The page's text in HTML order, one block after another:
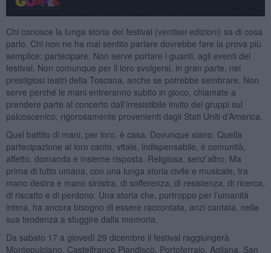
Chi conosce la lunga storia del festival (ventisei edizioni) sa di cosa
parlo. Chi non ne ha mai sentito parlare dovrebbe fare la prova più
semplice: partecipare. Non serve portare i guanti, agli eventi del
festival. Non comunque per il loro svolgersi, in gran parte, nei
prestigiosi teatri della Toscana, anche se potrebbe sembrare. Non
serve perché le mani entreranno subito in gioco, chiamate a
prendere parte al concerto dall’irresistibile invito dei gruppi sul
palcoscenico, rigorosamente provenienti dagli Stati Uniti d’America.
Quel battito di mani, per loro, è casa. Dovunque siano. Quella
partecipazione al loro canto, vitale, indispensabile, è comunità,
affetto, domanda e insieme risposta. Religiosa, senz’altro. Ma
prima di tutto umana, con una lunga storia civile e musicale, tra
mano destra e mano sinistra, di sofferenza, di resistenza, di ricerca,
di riscatto e di perdono. Una storia che, purtroppo per l’umanità
intera, ha ancora bisogno di essere raccontata, anzi cantata, nella
sua tendenza a sfuggire dalla memoria.
Da sabato 17 a giovedì 29 dicembre il festival raggiungerà
Montepulciano, Castelfranco Piandiscò, Portoferraio, Agliana, San